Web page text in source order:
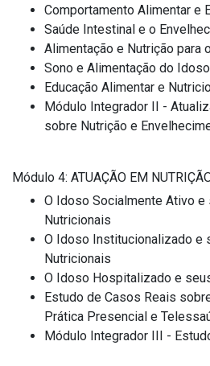
Comportamento Alimentar e
Saúde Intestinal e o
Alimentação e Nutrição para
Sono e Alimentação do Idoso
Educação Alimentar e
Módulo Integrador II -
sobre Nutrição e
Módulo 4: ATUAÇÃO EM
O Idoso Socialmente Ativo
Nutricionais
O Idoso Institucionalizado e
Nutricionais
O Idoso Hospitalizado e
Estudo de Casos Reais
Prática Presencial e
Módulo Integrador III -